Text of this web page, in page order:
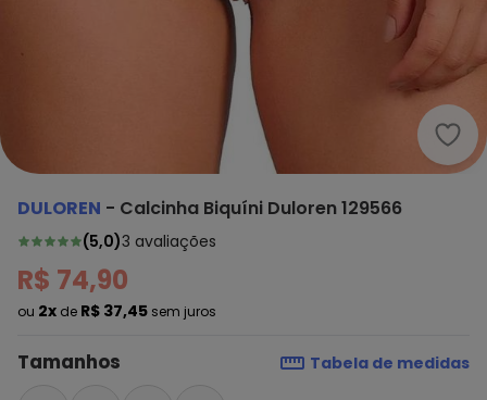
DULOREN - Calcinha Biquíni Duloren 129566
(5,0)3 avaliações
R$ 74,90
ou 2x de R$ 37,45 sem juros
Tamanhos Tabela de medidas